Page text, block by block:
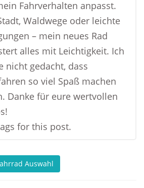
Fahrverhalten anpasst.
Waldwege oder leichte
– mein neues Rad
alles mit Leichtigkeit. Ich
nicht gedacht, dass
so viel Spaß machen
Danke für eure wertvollen
for this post.
Auswahl